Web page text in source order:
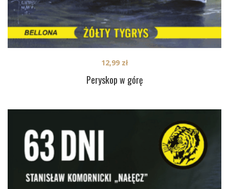
Peryskop w górę
12,99 zł